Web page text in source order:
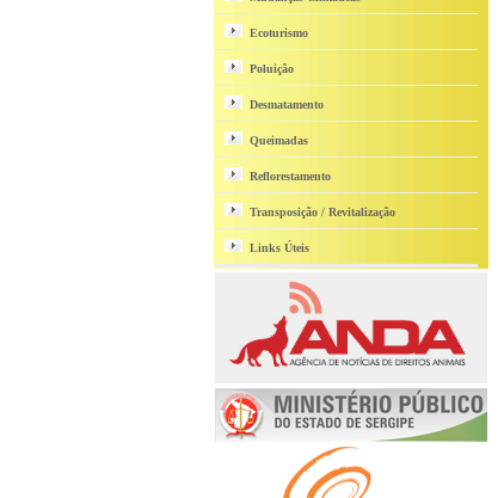
Ecoturismo
Poluição
Desmatamento
Queimadas
Reflorestamento
Transposição / Revitalização
Links Úteis